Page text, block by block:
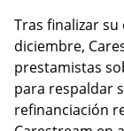
Tras finalizar
diciembre,
prestamistas
para respaldar
refinanciación